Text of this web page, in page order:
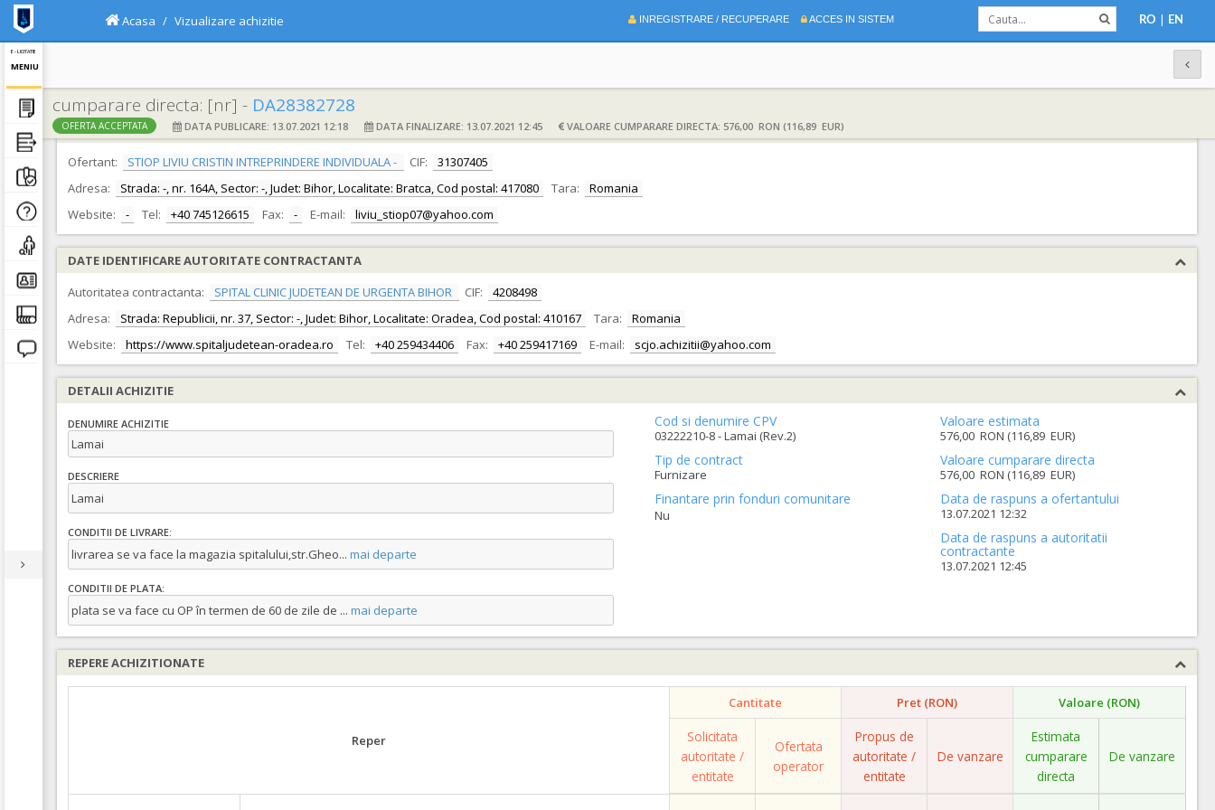
E - LICITATIE
MENIU
INREGISTRARE / RECUPERARE ACCES IN SISTEM RO | EN
Acasa Vizualizare achizitie
cumparare directa: [nr] - DA28382728
OFERTA ACCEPTATA DATA PUBLICARE: 13.07.2021 12:18 DATA FINALIZARE: 13.07.2021 12:45 VALOARE CUMPARARE DIRECTA: 576,00 RON (116,89 EUR)
DATE IDENTIFICARE OFERTANT
Ofertant:
STIOP LIVIU CRISTIN INTREPRINDERE INDIVIDUALA - CIF:
31307405
Adresa:
Strada: -, nr. 164A, Sector: -, Judet: Bihor, Localitate: Bratca, Cod postal: 417080 Tara:
Romania
Website:
- Tel: +40 745126615 Fax: - E-mail: liviu_stiop07@yahoo.com
DATE IDENTIFICARE AUTORITATE CONTRACTANTA
Autoritatea contractanta:
SPITAL CLINIC JUDETEAN DE URGENTA BIHOR CIF:
4208498
Adresa:
Strada: Republicii, nr. 37, Sector: -, Judet: Bihor, Localitate: Oradea, Cod postal: 410167 Tara:
Romania
Website:
https://www.spitaljudetean-oradea.ro Tel: +40 259434406 Fax: +40 259417169 E-mail: scjo.achizitii@yahoo.com
DETALII ACHIZITIE
DENUMIRE ACHIZITIE
Lamai
DESCRIERE
Lamai
CONDITII DE LIVRARE:
livrarea se va face la magazia spitalului,str.Gheo... mai departe
CONDITII DE PLATA:
plata se va face cu OP în termen de 60 de zile de ... mai departe
Cod si denumire CPV
03222210-8 - Lamai (Rev.2)
Tip de contract
Furnizare
Finantare prin fonduri comunitare
Nu
Valoare estimata
576,00 RON (116,89 EUR)
Valoare cumparare directa
576,00 RON (116,89 EUR)
Data de raspuns a ofertantului
13.07.2021 12:32
Data de raspuns a autoritatii
contractante
13.07.2021 12:45
REPERE ACHIZITIONATE
Reper
Cantitate Pret (RON) Valoare (RON)
Solicitata
autoritate /
entitate
Ofertata
operator
Propus de
autoritate /
entitate
De vanzare
Estimata
cumparare
directa
De vanzare